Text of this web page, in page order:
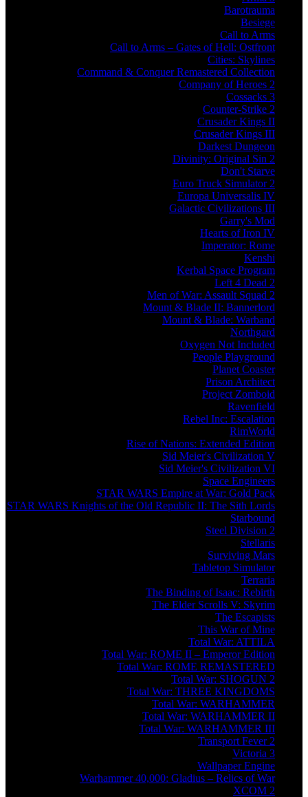
Barotrauma
Besiege
Call to Arms
Call to Arms – Gates of Hell: Ostfront
Cities: Skylines
Command & Conquer Remastered Collection
Company of Heroes 2
Cossacks 3
Counter-Strike 2
Crusader Kings II
Crusader Kings III
Darkest Dungeon
Divinity: Original Sin 2
Don't Starve
Euro Truck Simulator 2
Europa Universalis IV
Galactic Civilizations III
Garry's Mod
Hearts of Iron IV
Imperator: Rome
Kenshi
Kerbal Space Program
Left 4 Dead 2
Men of War: Assault Squad 2
Mount & Blade II: Bannerlord
Mount & Blade: Warband
Northgard
Oxygen Not Included
People Playground
Planet Coaster
Prison Architect
Project Zomboid
Ravenfield
Rebel Inc: Escalation
RimWorld
Rise of Nations: Extended Edition
Sid Meier's Civilization V
Sid Meier's Civilization VI
Space Engineers
STAR WARS Empire at War: Gold Pack
STAR WARS Knights of the Old Republic II: The Sith Lords
Starbound
Steel Division 2
Stellaris
Surviving Mars
Tabletop Simulator
Terraria
The Binding of Isaac: Rebirth
The Elder Scrolls V: Skyrim
The Escapists
This War of Mine
Total War: ATTILA
Total War: ROME II – Emperor Edition
Total War: ROME REMASTERED
Total War: SHOGUN 2
Total War: THREE KINGDOMS
Total War: WARHAMMER
Total War: WARHAMMER II
Total War: WARHAMMER III
Transport Fever 2
Victoria 3
Wallpaper Engine
Warhammer 40,000: Gladius – Relics of War
XCOM 2